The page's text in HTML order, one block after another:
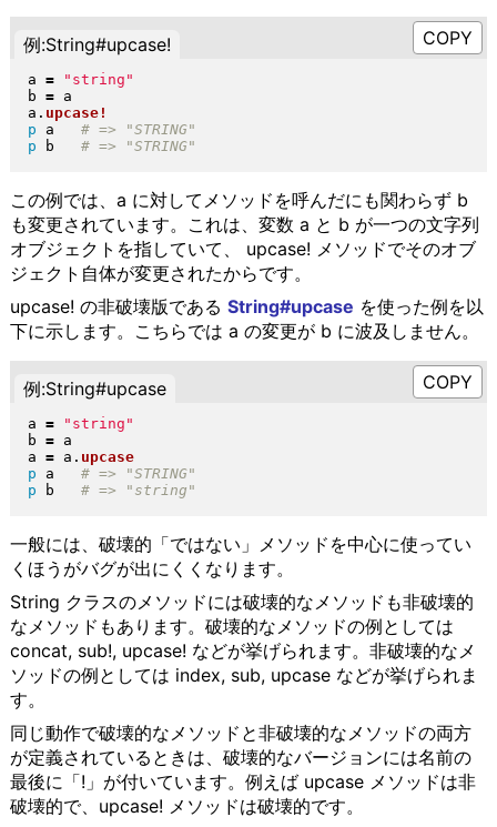
例:String#upcase!
a = " string "
b = a
a . upcase!
p a
p b
この例では、a に対してメソッドを呼んだにも関わらず b
も変更されています。これは、変数 a と b が一つの文字列
オブジェクトを指していて、 upcase! メソッドでそのオブ
ジェクト自体が変更されたからです。
upcase! の非破壊版である String#upcase を使った例を以
下に示します。こちらでは a の変更が b に波及しません。
例:String#upcase
a = " string "
b = a
a = a . upcase
p a
p b
一般には、破壊的「ではない」メソッドを中心に使ってい
くほうがバグが出にくくなります。
String クラスのメソッドには破壊的なメソッドも非破壊的
なメソッドもあります。破壊的なメソッドの例としては
concat, sub!, upcase! などが挙げられます。非破壊的なメ
ソッドの例としては index, sub, upcase などが挙げられま
す。
同じ動作で破壊的なメソッドと非破壊的なメソッドの両方
が定義されているときは、破壊的なバージョンには名前の
最後に「!」が付いています。例えば upcase メソッドは非
破壊的で、upcase! メソッドは破壊的です。